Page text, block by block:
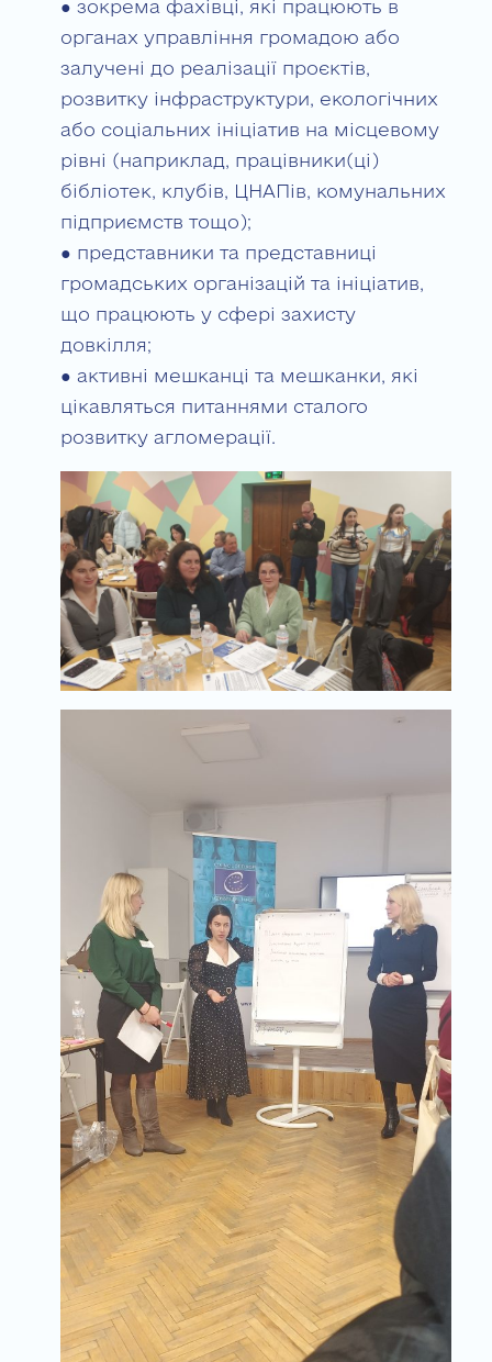
● зокрема фахівці, які працюють в
органах управління громадою або
залучені до реалізації проєктів,
розвитку інфраструктури, екологічних
або соціальних ініціатив на місцевому
рівні (наприклад, працівники(ці)
бібліотек, клубів, ЦНАПів, комунальних
підприємств тощо);
● представники та представниці
громадських організацій та ініціатив,
що працюють у сфері захисту
довкілля;
● активні мешканці та мешканки, які
цікавляться питаннями сталого
розвитку агломерації.